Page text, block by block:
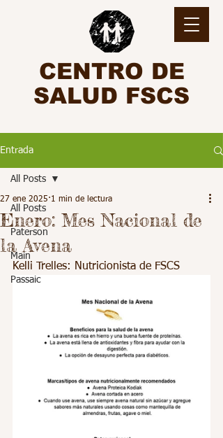
CENTRO DE
SALUD FSCS
Entrada
All Posts
Paterson
Main
Passaic
All Posts
Enero: Mes Nacional de
la Avena
27 ene 2025 1 min de lectura
Kelli Trelles: Nutricionista de FSCS